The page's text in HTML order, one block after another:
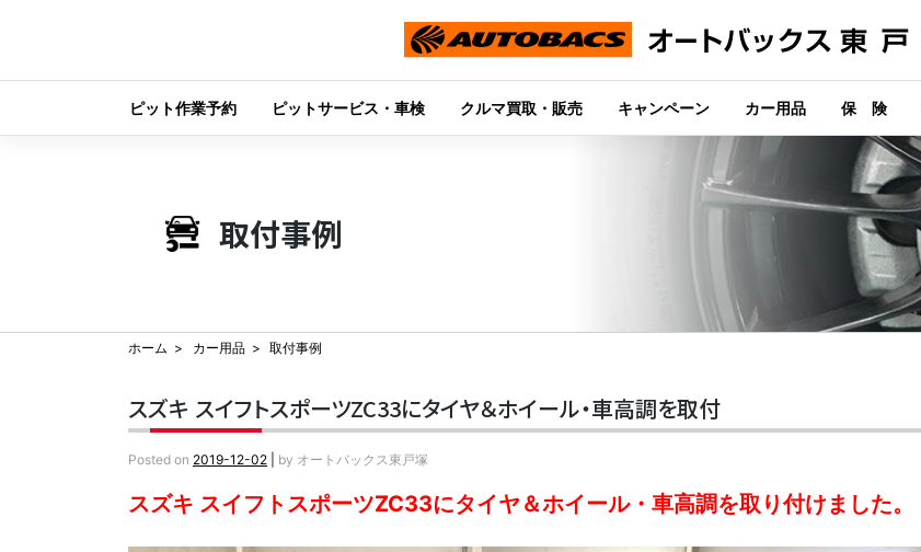
ピット作業予約 ピットサービス・車検 クルマ買取・販売 キャンペーン カー用品 保 険
取付事例
ホーム カー用品 取付事例
スズキ スイフトスポーツZC33にタイヤ＆ホイール・車高調を取付
Posted on 2019-12-02 by オートバックス東戸塚
スズキ スイフトスポーツZC33にタイヤ＆ホイール・車高調を取り付けました。